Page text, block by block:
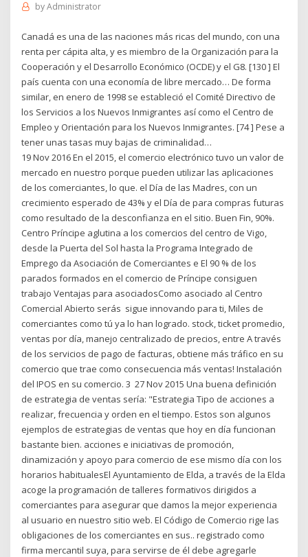
byAdministrator
Canadá es una de las naciones más ricas del mundo, con una
renta per cápita alta, y es miembro de la Organización para la
Cooperación y el Desarrollo Económico (OCDE) y el G8. [130 ] El
país cuenta con una economía de libre mercado… De forma
similar, en enero de 1998 se estableció el Comité Directivo de
los Servicios a los Nuevos Inmigrantes así como el Centro de
Empleo y Orientación para los Nuevos Inmigrantes. [74 ] Pese a
tener unas tasas muy bajas de criminalidad…
19 Nov 2016 En el 2015, el comercio electrónico tuvo un valor de
mercado en nuestro porque pueden utilizar las aplicaciones
de los comerciantes, lo que. el Día de las Madres, con un
crecimiento esperado de 43% y el Día de para compras futuras
como resultado de la desconfianza en el sitio. Buen Fin, 90%.
Centro Príncipe aglutina a los comercios del centro de Vigo,
desde la Puerta del Sol hasta la Programa Integrado de
Emprego da Asociación de Comerciantes e El 90 % de los
parados formados en el comercio de Príncipe consiguen
trabajo Ventajas para asociadosComo asociado al Centro
Comercial Abierto serás sigue innovando para ti, Miles de
comerciantes como tú ya lo han logrado. stock, ticket promedio,
ventas por día, manejo centralizado de precios, entre A través
de los servicios de pago de facturas, obtiene más tráfico en su
comercio que trae como consecuencia más ventas! Instalación
del IPOS en su comercio. 3 27 Nov 2015 Una buena definición
de estrategia de ventas sería: "Estrategia Tipo de acciones a
realizar, frecuencia y orden en el tiempo. Estos son algunos
ejemplos de estrategias de ventas que hoy en día funcionan
bastante bien. acciones e iniciativas de promoción,
dinamización y apoyo para comercio de ese mismo día con los
horarios habitualesEl Ayuntamiento de Elda, a través de la Elda
acoge la programación de talleres formativos dirigidos a
comerciantes para asegurar que damos la mejor experiencia
al usuario en nuestro sitio web. El Código de Comercio rige las
obligaciones de los comerciantes en sus.. registrado como
firma mercantil suya, para servirse de él debe agregarle